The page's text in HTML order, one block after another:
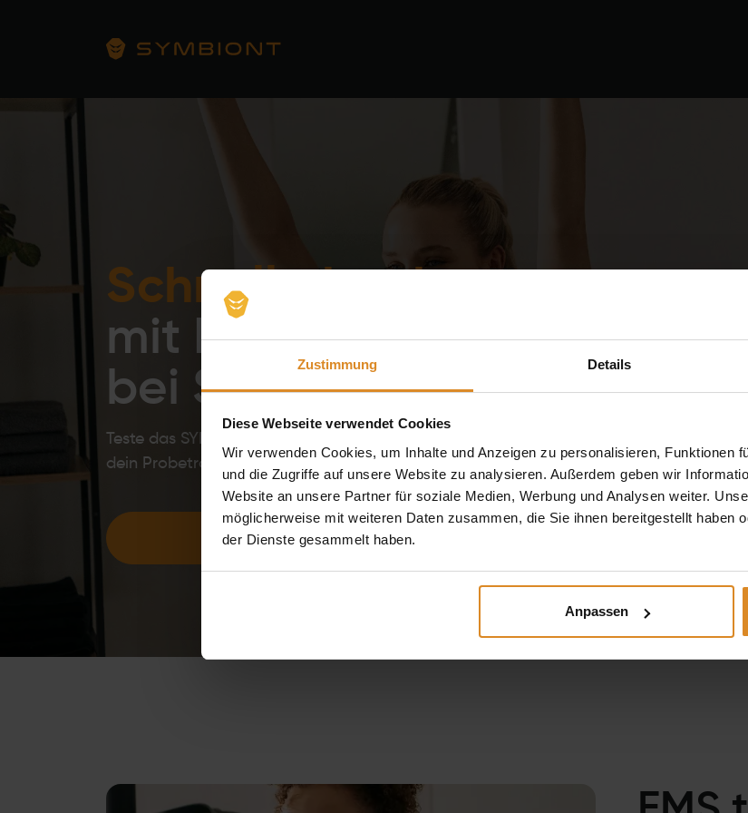
Zustimmung Details
Diese Webseite verwendet Cookies
Wir verwenden Cookies, um Inhalte und Anzeigen zu personalisieren, Funktionen
und die Zugriffe auf unsere Website zu analysieren. Außerdem geben wir
Website an unsere Partner für soziale Medien, Werbung und Analysen weiter.
möglicherweise mit weiteren Daten zusammen, die Sie ihnen bereitgestellt haben
der Dienste gesammelt haben.
Anpassen
Schnell abnehmen
mit EMS Training
bei SYMBIONT
Teste das SYMBIONT EMS-Training zum Abnehmen. Buche jetzt
dein Probetraining und probier's selbst.
JETZT TESTEN